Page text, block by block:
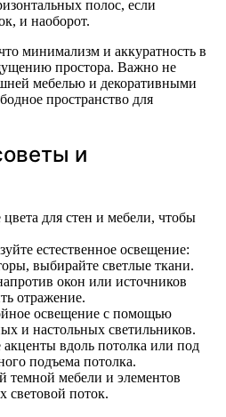
полос, если
и наоборот.
минимализм и аккуратность в
простора. Важно не
мебелью и декоративными
пространство для
и
для стен и мебели, чтобы
естественное освещение:
выбирайте светлые ткани.
окон или источников
отражение.
освещение с помощью
и настольных светильников.
акценты вдоль потолка или под
подъема потолка.
темной мебели и элементов
световой поток.